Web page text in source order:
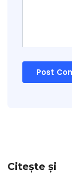
Citește și